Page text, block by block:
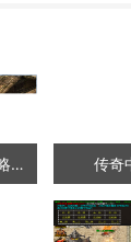
热血传奇道士符文推荐攻略大全 传奇